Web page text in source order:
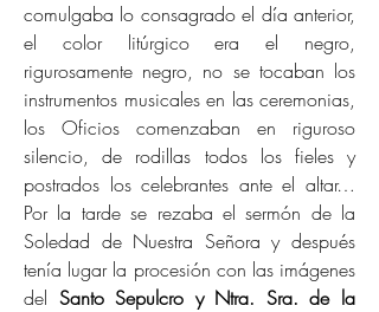
comulgaba lo consagrado el día anterior,
el color litúrgico era el negro,
rigurosamente negro, no se tocaban los
instrumentos musicales en las ceremonias,
los Oficios comenzaban en riguroso
silencio, de rodillas todos los fieles y
postrados los celebrantes ante el altar…
Por la tarde se rezaba el sermón de la
Soledad de Nuestra Señora y después
tenía lugar la procesión con las imágenes
del Santo Sepulcro y Ntra. Sra. de la